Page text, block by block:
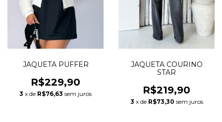
JAQUETA PUFFER
R$229,90
3 x de R$76,63 sem juros
JAQUETA COURINO
STAR
R$219,90
3 x de R$73,30 sem juros